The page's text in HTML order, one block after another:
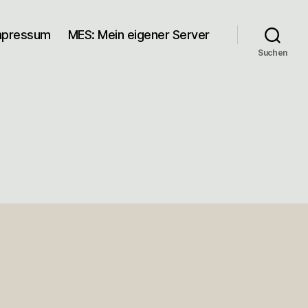
MES: Mein eigener Server
Suchen